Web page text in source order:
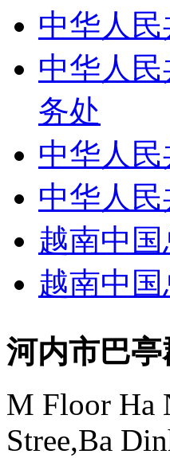
中华人
中华人
务处
中华人
中华人
越南中
越南中
河内市巴
M Floor Ha
Stree,Ba